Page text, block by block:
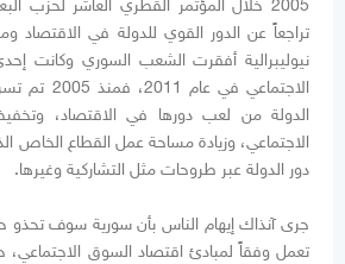
2005 خلال المؤتمر القطري العاشر لحزب
تراجعاً عن الدور القوي للدولة في
نيوليبرالية أفقرت الشعب السوري وكانت
الاجتماعي
الدولة من لعب دورها في الاقتصاد،
الاجتماعي، وزيادة مساحة عمل القطاع الخاص
دور الدولة عبر طروحات مثل التشاركية وغيرها.
جرى آنذاك إيهام الناس بأن سورية سوف تحذو
تعمل وفقاً لمبادئ اقتصاد السوق الاجتماعي،